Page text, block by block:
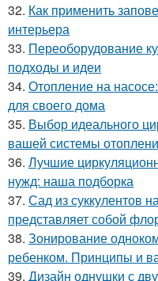
32. Как применить
интерьера
33. Переоборудование
подходы и идеи
34. Отопление на
для своего дома
35. Выбор идеального
вашей системы
36. Лучшие
нужд: наша подборка
37. Сад из суккулентов
представляет собой
38. Зонирование
ребенком. Принципы и
39. Дизайн однушки с